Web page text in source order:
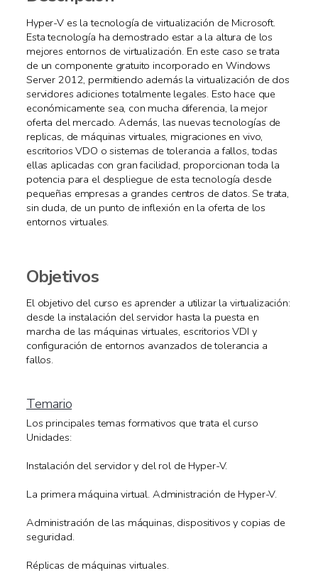
Hyper-V es la tecnología de virtualización de Microsoft.
Esta tecnología ha demostrado estar a la altura de los
mejores entornos de virtualización. En este caso se trata
de un componente gratuito incorporado en Windows
Server 2012, permitiendo además la virtualización de dos
servidores adiciones totalmente legales. Esto hace que
económicamente sea, con mucha diferencia, la mejor
oferta del mercado. Además, las nuevas tecnologías de
replicas, de máquinas virtuales, migraciones en vivo,
escritorios VDO o sistemas de tolerancia a fallos, todas
ellas aplicadas con gran facilidad, proporcionan toda la
potencia para el despliegue de esta tecnología desde
pequeñas empresas a grandes centros de datos. Se trata,
sin duda, de un punto de inflexión en la oferta de los
entornos virtuales.
Objetivos
El objetivo del curso es aprender a utilizar la virtualización:
desde la instalación del servidor hasta la puesta en
marcha de las máquinas virtuales, escritorios VDI y
configuración de entornos avanzados de tolerancia a
fallos.
Temario
Los principales temas formativos que trata el curso
Unidades:
Instalación del servidor y del rol de Hyper-V.
La primera máquina virtual. Administración de Hyper-V.
Administración de las máquinas, dispositivos y copias de
seguridad.
Réplicas de máquinas virtuales.